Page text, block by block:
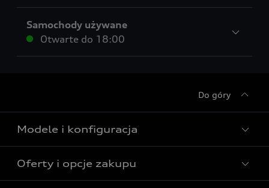
Samochody używane
Otwarte do 18:00
Do góry
Modele i konfiguracja
Wszystkie modele Audi
Oferty i opcje zakupu